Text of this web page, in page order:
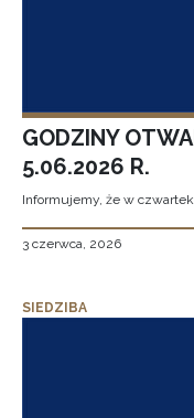
GODZINY
5.06.2026 R.
Informujemy, że w
3 czerwca, 2026
SIEDZIBA